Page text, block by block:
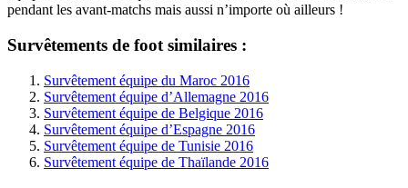
pendant les avant-matchs mais aussi n’importe où ailleurs !
Survêtements de foot similaires :
Survêtement équipe du Maroc 2016
Survêtement équipe d’Allemagne 2016
Survêtement équipe de Belgique 2016
Survêtement équipe d’Espagne 2016
Survêtement équipe de Tunisie 2016
Survêtement équipe de Thaïlande 2016